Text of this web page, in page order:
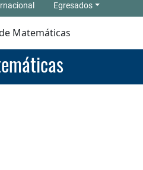
Egresados
Matemáticas